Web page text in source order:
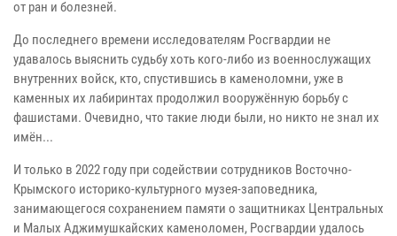
от ран и болезней.
До последнего времени исследователям Росгвардии не
удавалось выяснить судьбу хоть кого-либо из военнослужащих
внутренних войск, кто, спустившись в каменоломни, уже в
каменных их лабиринтах продолжил вооружённую борьбу с
фашистами. Очевидно, что такие люди были, но никто не знал их
имён...
И только в 2022 году при содействии сотрудников Восточно-
Крымского историко-культурного музея-заповедника,
занимающегося сохранением памяти о защитниках Центральных
и Малых Аджимушкайских каменоломен, Росгвардии удалось